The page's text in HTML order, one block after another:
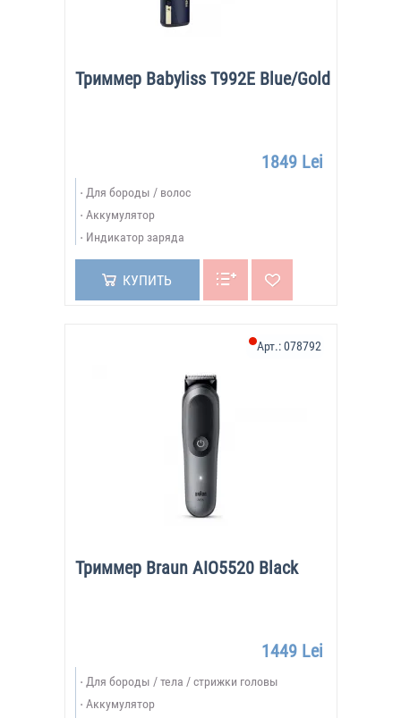
Триммер Babyliss T992E Blue/Gold
1849 Lei
Для бороды / волос
Аккумулятор
Индикатор заряда
КУПИТЬ
Триммер Braun AIO5520 Black
Арт.:078792
1449 Lei
Для бороды / тела / стрижки головы
Аккумулятор